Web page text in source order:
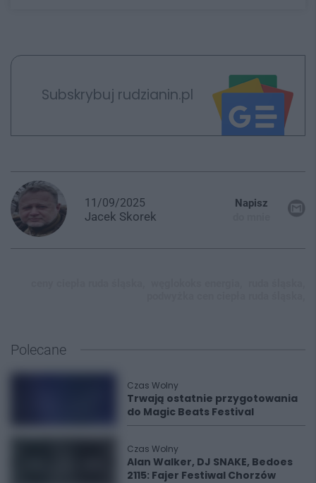
Subskrybuj rudzianin.pl
11/09/2025
Jacek Skorek
Napisz
Polecane
Czas Wolny
Trwają ostatnie przygotowania
do Magic Beats Festival
Czas Wolny
Alan Walker, DJ SNAKE, Bedoes
2115: Fajer Festiwal Chorzów